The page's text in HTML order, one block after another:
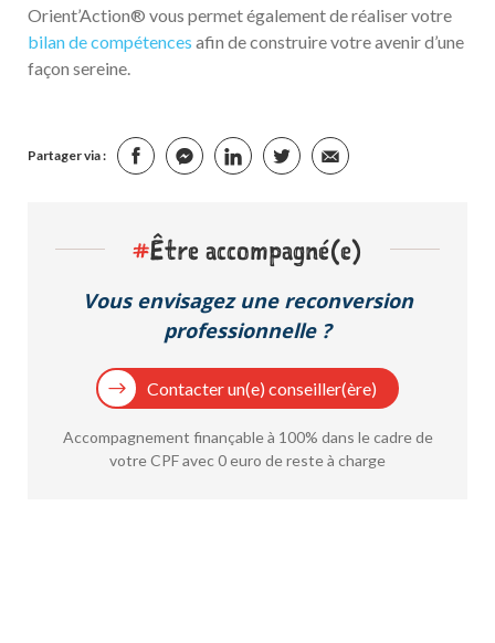
Orient’Action® vous permet également de réaliser votre
bilan de compétences afin de construire votre avenir d’une
façon sereine.
Partager via :
#Être accompagné(e)
Vous envisagez une reconversion
professionnelle ?
Contacter un(e) conseiller(ère)
Accompagnement finançable à 100% dans le cadre de
votre CPF avec 0 euro de reste à charge